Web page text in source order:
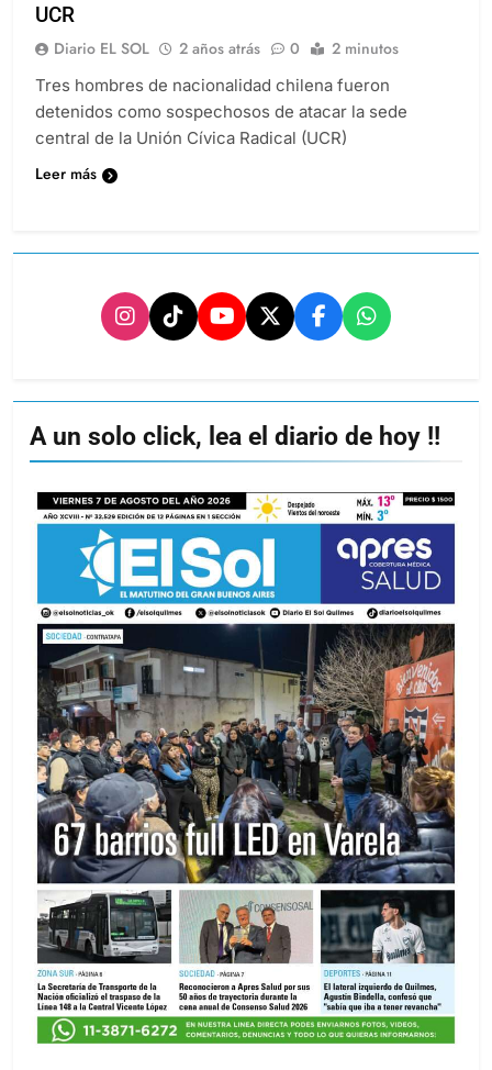
UCR
Diario EL SOL 2 años atrás 0 2 minutos
Tres hombres de nacionalidad chilena fueron
detenidos como sospechosos de atacar la sede
central de la Unión Cívica Radical (UCR)
Leer más
A un solo click, lea el diario de hoy !!